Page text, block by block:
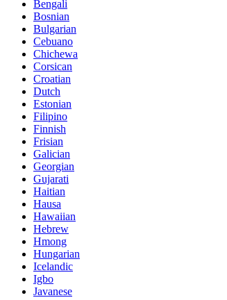
Bengali
Bosnian
Bulgarian
Cebuano
Chichewa
Corsican
Croatian
Dutch
Estonian
Filipino
Finnish
Frisian
Galician
Georgian
Gujarati
Haitian
Hausa
Hawaiian
Hebrew
Hmong
Hungarian
Icelandic
Igbo
Javanese